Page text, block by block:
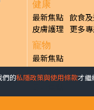
），是夏日享受陽
地，更是Windows 7
場，但來到南部小城
足之旅。位於國家公
們的私隱政策與使用條款才繼